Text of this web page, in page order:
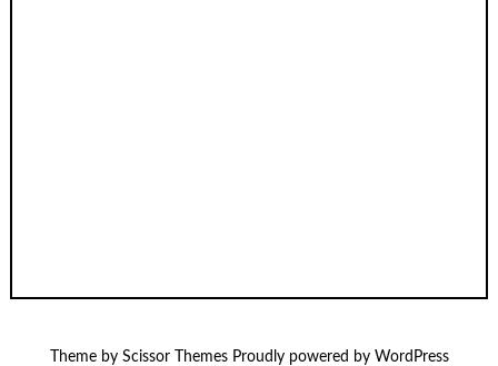
Theme by Scissor ThemesProudly powered by WordPress